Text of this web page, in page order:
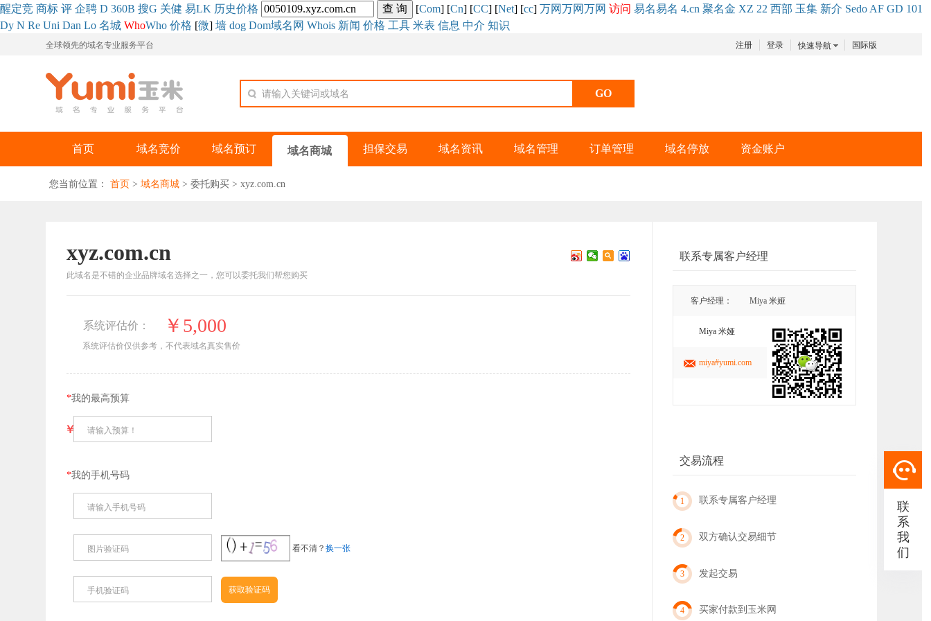
醒定竞 商标 评 企聘 D 360B 搜G 关健 易LK 历史价格 [Com] [Cn] [CC] [Net] [cc] 万网万网万网 访问 易名易名 4.cn 聚名金 XZ 22 西部 玉集 新介 Sedo AF GD 101
Dy N Re Uni Dan Lo 名城 WhoWho 价格 [微] 墙 dog Dom域名网 Whois 新闻 价格 工具 米表 信息 中介 知识